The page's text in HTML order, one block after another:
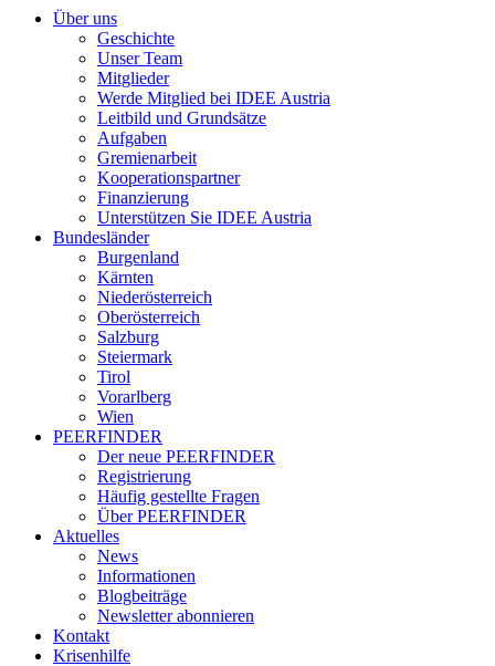
Über uns
Geschichte
Unser Team
Mitglieder
Werde Mitglied bei IDEE Austria
Leitbild und Grundsätze
Aufgaben
Gremienarbeit
Kooperationspartner
Finanzierung
Unterstützen Sie IDEE Austria
Bundesländer
Burgenland
Kärnten
Niederösterreich
Oberösterreich
Salzburg
Steiermark
Tirol
Vorarlberg
Wien
PEERFINDER
Der neue PEERFINDER
Registrierung
Häufig gestellte Fragen
Über PEERFINDER
Aktuelles
News
Informationen
Blogbeiträge
Newsletter abonnieren
Kontakt
Krisenhilfe